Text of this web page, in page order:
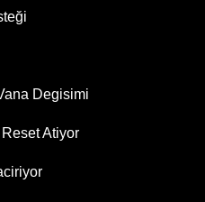
Degisimi
Atiyor